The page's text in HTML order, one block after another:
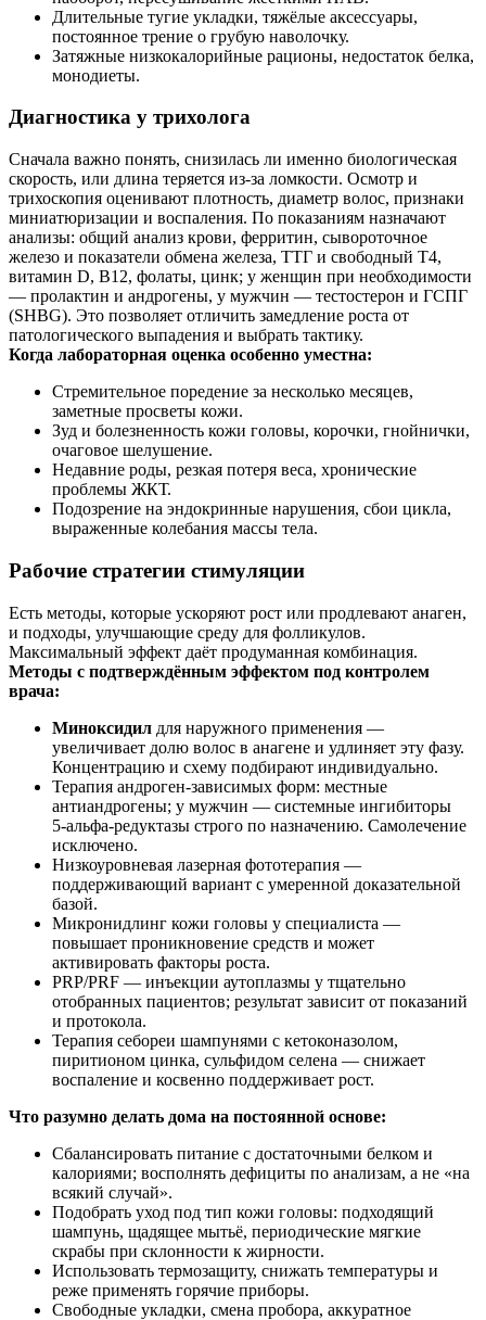
Длительные тугие укладки, тяжёлые аксессуары,
постоянное трение о грубую наволочку.
Затяжные низкокалорийные рационы, недостаток белка,
монодиеты.
Диагностика у трихолога
Сначала важно понять, снизилась ли именно биологическая
скорость, или длина теряется из‑за ломкости. Осмотр и
трихоскопия оценивают плотность, диаметр волос, признаки
миниатюризации и воспаления. По показаниям назначают
анализы: общий анализ крови, ферритин, сывороточное
железо и показатели обмена железа, ТТГ и свободный Т4,
витамин D, B12, фолаты, цинк; у женщин при необходимости
— пролактин и андрогены, у мужчин — тестостерон и ГСПГ
(SHBG). Это позволяет отличить замедление роста от
патологического выпадения и выбрать тактику.
Когда лабораторная оценка особенно уместна:
Стремительное поредение за несколько месяцев,
заметные просветы кожи.
Зуд и болезненность кожи головы, корочки, гнойнички,
очаговое шелушение.
Недавние роды, резкая потеря веса, хронические
проблемы ЖКТ.
Подозрение на эндокринные нарушения, сбои цикла,
выраженные колебания массы тела.
Рабочие стратегии стимуляции
Есть методы, которые ускоряют рост или продлевают анаген,
и подходы, улучшающие среду для фолликулов.
Максимальный эффект даёт продуманная комбинация.
Методы с подтверждённым эффектом под контролем
врача:
Миноксидил для наружного применения —
увеличивает долю волос в анагене и удлиняет эту фазу.
Концентрацию и схему подбирают индивидуально.
Терапия андроген-зависимых форм: местные
антиандрогены; у мужчин — системные ингибиторы
5‑альфа‑редуктазы строго по назначению. Самолечение
исключено.
Низкоуровневая лазерная фототерапия —
поддерживающий вариант с умеренной доказательной
базой.
Микронидлинг кожи головы у специалиста —
повышает проникновение средств и может
активировать факторы роста.
PRP/PRF — инъекции аутоплазмы у тщательно
отобранных пациентов; результат зависит от показаний
и протокола.
Терапия себореи шампунями с кетоконазолом,
пиритионом цинка, сульфидом селена — снижает
воспаление и косвенно поддерживает рост.
Что разумно делать дома на постоянной основе:
Сбалансировать питание с достаточными белком и
калориями; восполнять дефициты по анализам, а не «на
всякий случай».
Подобрать уход под тип кожи головы: подходящий
шампунь, щадящее мытьё, периодические мягкие
скрабы при склонности к жирности.
Использовать термозащиту, снижать температуры и
реже применять горячие приборы.
Свободные укладки, смена пробора, аккуратное